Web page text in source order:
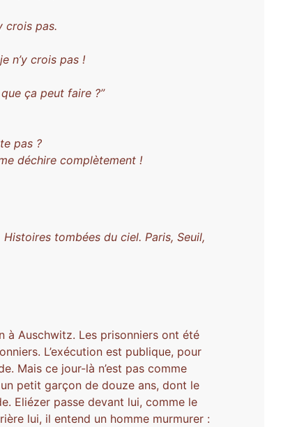
crois pas.
n’y crois pas !
ça peut faire ?”
pas ?
déchire complètement !
Histoires tombées du ciel. Paris, Seuil,
à Auschwitz. Les prisonniers ont été
L’exécution est publique, pour
Mais ce jour-là n’est pas comme
petit garçon de douze ans, dont le
Eliézer passe devant lui, comme le
lui, il entend un homme murmurer :